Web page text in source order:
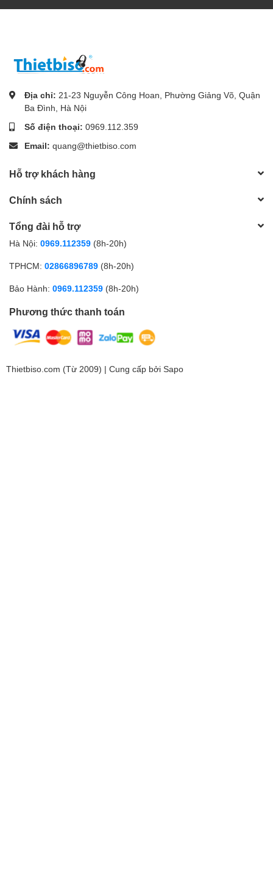
Địa chỉ: 21-23 Nguyễn Công Hoan, Phường Giảng Võ, Quận
Ba Đình, Hà Nội
Số điện thoại: 0969.112.359
Email: quang@thietbiso.com
Hỗ trợ khách hàng
Chính sách
Tổng đài hỗ trợ
Hà Nội: 0969.112359 (8h-20h)
TPHCM: 02866896789 (8h-20h)
Bảo Hành: 0969.112359 (8h-20h)
Phương thức thanh toán
Thietbiso.com (Từ 2009) | Cung cấp bởi Sapo